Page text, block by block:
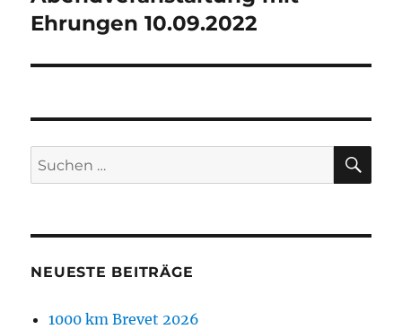
Ehrungen 10.09.2022
Suchen
nach:
NEUESTE BEITRÄGE
1000 km Brevet 2026